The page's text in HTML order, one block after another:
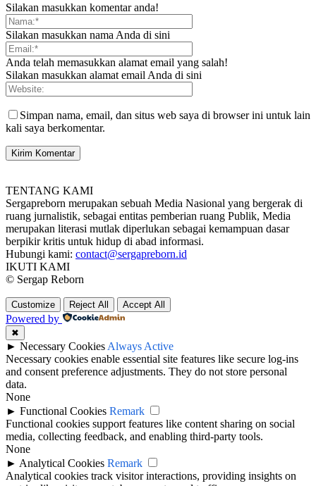
Silakan masukkan komentar anda!
Silakan masukkan nama Anda di sini
Anda telah memasukkan alamat email yang salah!
Silakan masukkan alamat email Anda di sini
Simpan nama, email, dan situs web saya di browser ini untuk lain
kali saya berkomentar.
TENTANG KAMI
Sergapreborn merupakan sebuah Media Nasional yang bergerak di
ruang jurnalistik, sebagai entitas pemberian ruang Publik, Media
merupakan literasi mutlak diperlukan sebagai kemampuan dasar
berpikir kritis untuk hidup di abad informasi.
Hubungi kami: contact@sergapreborn.id
IKUTI KAMI
© Sergap Reborn
Customize Reject All Accept All
Powered by
✖
► Necessary Cookies Always Active
Necessary cookies enable essential site features like secure log-ins
and consent preference adjustments. They do not store personal
data.
None
► Functional Cookies Remark
Functional cookies support features like content sharing on social
media, collecting feedback, and enabling third-party tools.
None
► Analytical Cookies Remark
Analytical cookies track visitor interactions, providing insights on